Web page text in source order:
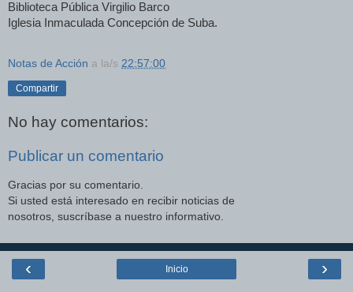
Biblioteca Pública Virgilio Barco
Iglesia Inmaculada Concepción de Suba.
Notas de Acción a la/s 22:57:00
Compartir
No hay comentarios:
Publicar un comentario
Gracias por su comentario.
Si usted está interesado en recibir noticias de
nosotros, suscríbase a nuestro informativo.
‹ ›
Inicio